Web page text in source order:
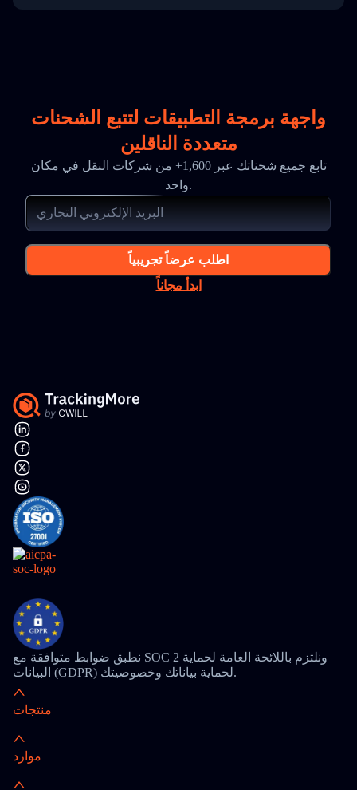
واجهة برمجة التطبيقات لتتبع الشحنات
متعددة الناقلين
تابع جميع شحناتك عبر 1,600+ من شركات النقل في مكان
واحد.
اطلب عرضاً تجريبياً
ابدأ مجاناً
نطبق ضوابط متوافقة مع SOC 2 ونلتزم باللائحة العامة لحماية
البيانات (GDPR) لحماية بياناتك وخصوصيتك.
منتجات
موارد